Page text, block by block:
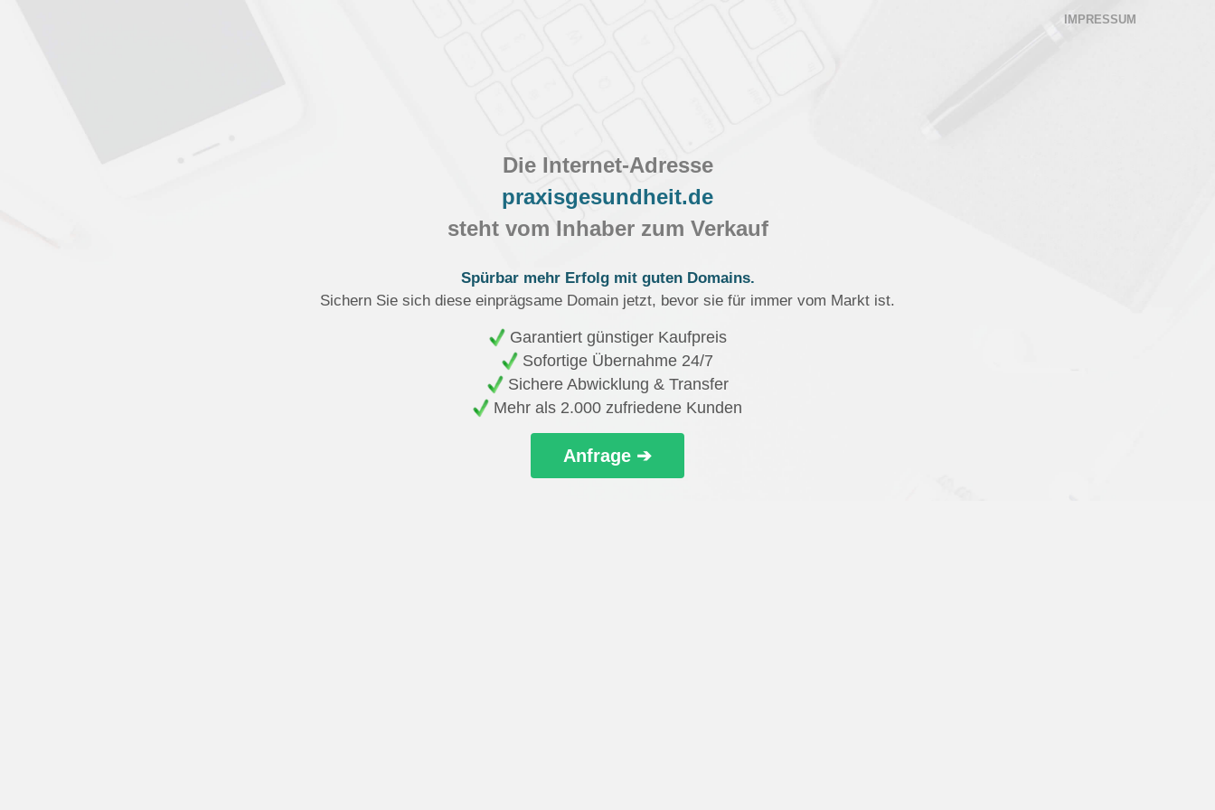
IMPRESSUM
Die Internet-Adresse
praxisgesundheit.de
steht vom Inhaber zum Verkauf
Spürbar mehr Erfolg mit guten Domains.
Sichern Sie sich diese einprägsame Domain jetzt, bevor sie für immer vom Markt ist.
Garantiert günstiger Kaufpreis
Sofortige Übernahme 24/7
Sichere Abwicklung & Transfer
Mehr als 2.000 zufriedene Kunden
Anfrage ➔